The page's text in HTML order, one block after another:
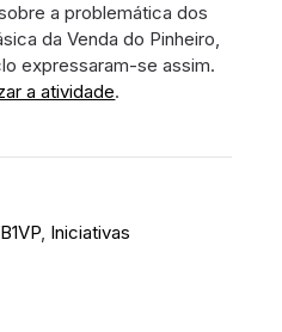
a problemática dos
da Venda do Pinheiro,
expressaram-se assim.
a atividade.
Iniciativas